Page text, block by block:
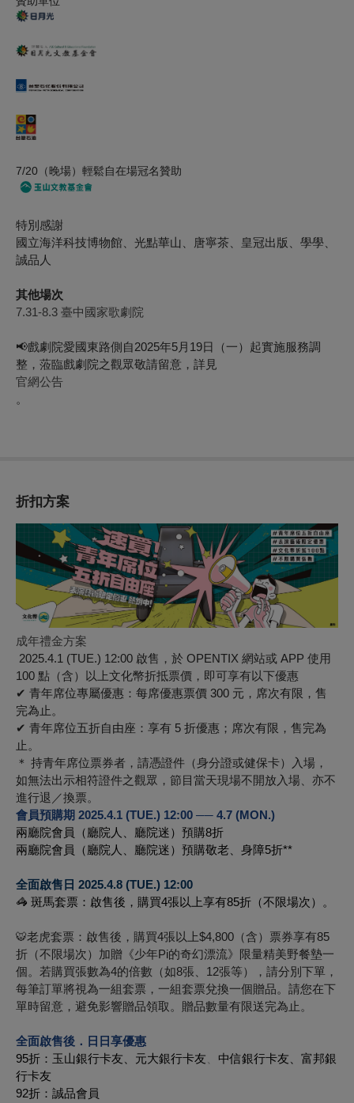
7/20（晚場）輕鬆自在場冠名贊助
特別感謝
國立海洋科技博物館、光點華山、唐寧茶、皇冠出版、學學、
誠品人
其他場次
7.31-8.3 臺中國家歌劇院
📢戲劇院愛國東路側自2025年5月19日（一）起實施服務調
整，蒞臨戲劇院之觀眾敬請留意，詳見
官網公告
。
折扣方案
成年禮金方案
2025.4.1 (TUE.) 12:00 啟售，於 OPENTIX 網站或 APP 使用
100 點（含）以上文化幣折抵票價，即可享有以下優惠
✔ 青年席位專屬優惠：每席優惠票價 300 元，席次有限，售
完為止。
✔ 青年席位五折自由座：享有 5 折優惠；席次有限，售完為
止。
＊ 持青年席位票券者，請憑證件（身分證或健保卡）入場，
如無法出示相符證件之觀眾，節目當天現場不開放入場、亦不
進行退／換票。
會員預購期 2025.4.1 (TUE.) 12:00 ── 4.7 (MON.)
兩廳院會員（廳院人、廳院迷）預購8折
兩廳院會員（廳院人、廳院迷）預購敬老、身障5折**
全面啟售日 2025.4.8 (TUE.) 12:00
🦓 斑馬套票：啟售後，購買4張以上享有85折（不限場次）。
🐯老虎套票：啟售後，購買4張以上$4,800（含）票券享有85
折（不限場次）加贈《少年Pi的奇幻漂流》限量精美野餐墊一
個。若購買張數為4的倍數（如8張、12張等），請分別下單，
每筆訂單將視為一組套票，一組套票兌換一個贈品。請您在下
單時留意，避免影響贈品領取。贈品數量有限送完為止。
全面啟售後．日日享優惠
95折：玉山銀行卡友、 元大銀行卡友 中信銀行卡友 、富邦銀
行卡友
92折：誠品會員